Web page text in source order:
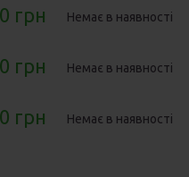
грн Немає в наявності
грн Немає в наявності
грн Немає в наявності